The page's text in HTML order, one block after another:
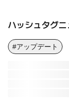
ハッシュタグニ
#アップデート